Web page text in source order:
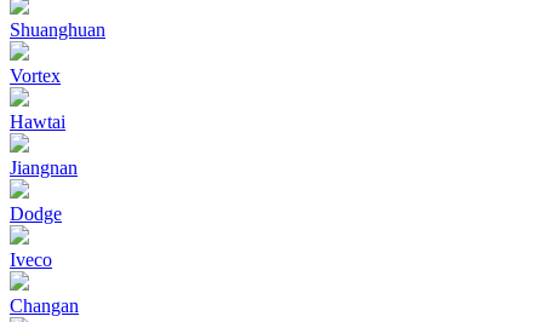
Shuanghuan
Vortex
Hawtai
Jiangnan
Dodge
Iveco
Changan